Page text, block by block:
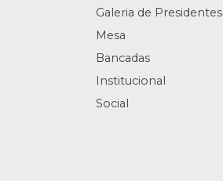
Galeria de Presidentes
Mesa
Bancadas
Institucional
Social